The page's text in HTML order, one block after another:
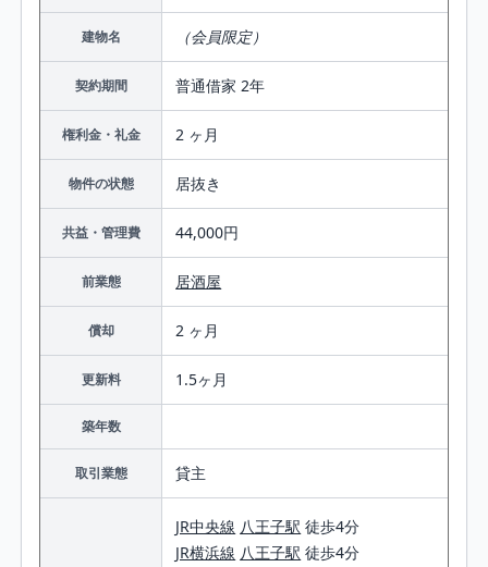
建物名 （会員限定）
契約期間 普通借家 2年
権利金・礼金 2 ヶ月
物件の状態 居抜き
共益・管理費 44,000円
前業態 居酒屋
償却 2 ヶ月
更新料 1.5ヶ月
築年数
取引業態 貸主
JR中央線 八王子駅 徒歩4分
JR横浜線 八王子駅 徒歩4分